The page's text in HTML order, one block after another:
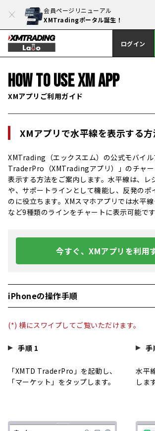
会員ページリニューアル
XMTradingポータル誕生！
ログイン
HOW TO USE XM APP
XMアプリご利用ガイド
XMアプリで水平線を表示する方
XMTrading（エックスエム）の公式モバイル
TraderPro（XMTradingアプリ）」のチャー
表示する方法をご案内します。水平線は、レ
や、サポートラインとして機能し、反発のポ
のに役立ちます。XMスマホアプリでは水平
など9種類のラインをチャートに表示可能です
今すぐ、XMアプリを利用
iPhoneの操作手順
(*) 横にスワイプしてご覧いただけます。
手順 1
「XMTD TraderPro」を起動し、
「マーケット」をタップします。
手
水平
しま